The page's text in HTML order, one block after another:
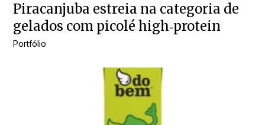
Piracanjuba estreia na categoria de
gelados com picolé high‑protein
Portfólio